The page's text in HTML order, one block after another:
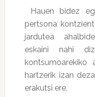
Hauen bidez
pertsona
jardutea
eskaini nahi
kontsumoarekiko
hartzerik izan
erakutsi ere.